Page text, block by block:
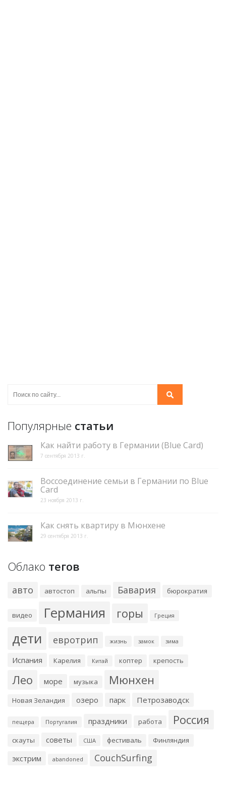
Популярные статьи
Как найти работу в Германии (Blue Card)
7 сентября 2013 г.
Воссоединение семьи в Германии по Blue
Card
23 ноября 2013 г.
Как снять квартиру в Мюнхене
29 сентября 2013 г.
Облако тегов
авто автостоп альпы Бавария бюрократия
видео Германия горы Греция
дети евротрип жизнь замок зима
Испания Карелия Китай коптер крепость
Лео море музыка Мюнхен
Новая Зеландия озеро парк Петрозаводск
пещера Португалия праздники работа Россия
скауты советы США фестиваль Финляндия
экстрим abandoned CouchSurfing